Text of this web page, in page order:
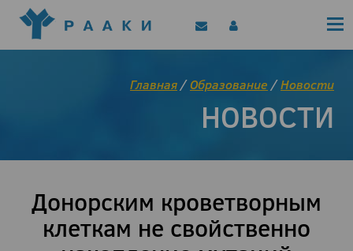
Клинические рекомендации
Позиционные документы
EAACI/РААКИ (статьи)
Цифровой канал
Главная/Образование /Новости
НОВОСТИ
Донорским кроветворным
клеткам не свойственно